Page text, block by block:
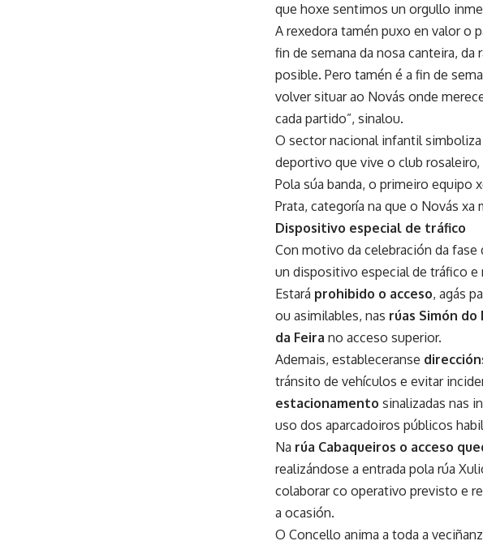
que hoxe sentimos un orgullo
A rexedora tamén puxo en valor o
fin de semana da nosa canteira,
posible. Pero tamén é a fin de
volver situar ao Novás onde
cada partido”, sinalou.
O sector nacional infantil
deportivo que vive o club
Pola súa banda, o primeiro equipo
Prata, categoría na que o Novás
Dispositivo especial de tráfico
Con motivo da celebración da fase
un dispositivo especial de tráfico e
Estará prohibido o acceso, agás
ou asimilables, nas rúas Simón do
da Feira no acceso superior.
Ademais, estableceranse
tránsito de vehículos e evitar
estacionamento sinalizadas nas
uso dos aparcadoiros públicos
Na rúa Cabaqueiros o acceso
realizándose a entrada pola rúa
colaborar co operativo previsto e
a ocasión.
O Concello anima a toda a